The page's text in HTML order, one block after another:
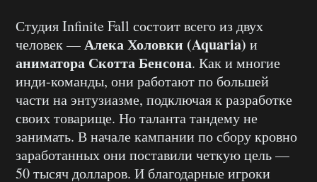
Студия Infinite Fall состоит всего из двух
человек —Алека Холовки (Aquaria) и
аниматора Скотта Бенсона. Как и многие
инди-команды, они работают по большей
части на энтузиазме, подключая к разработке
своих товарище. Но таланта тандему не
занимать. В начале кампании по сбору кровно
заработанных они поставили четкую цель —
50 тысяч долларов. И благодарные игроки